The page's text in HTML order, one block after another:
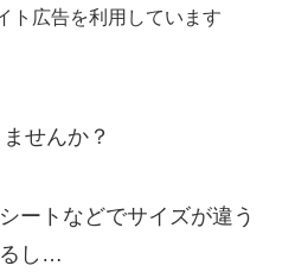
ト広告を利用しています
せんか？
ートなどでサイズが違う
るし…